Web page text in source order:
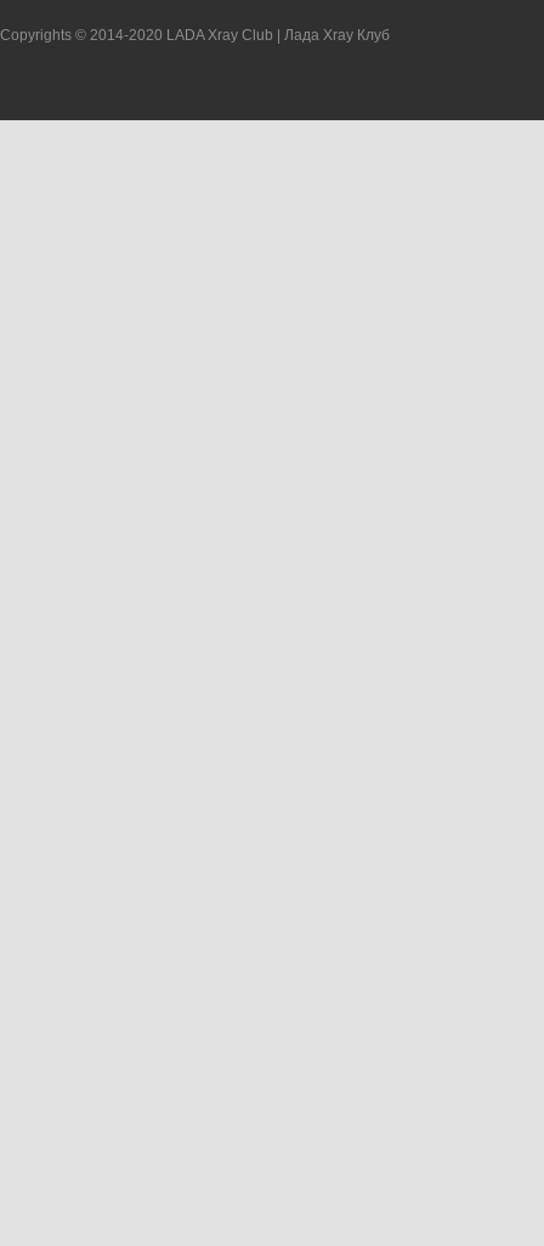
Copyrights © 2014-2020 LADA Xray Club | Лада Xray Клуб